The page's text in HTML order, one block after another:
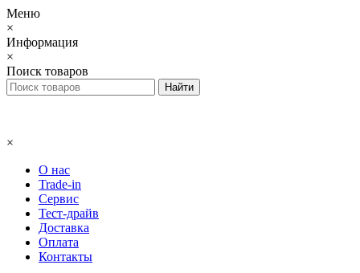
Меню
×
Информация
×
Поиск товаров
×
О нас
Trade-in
Сервис
Тест-драйв
Доставка
Оплата
Контакты